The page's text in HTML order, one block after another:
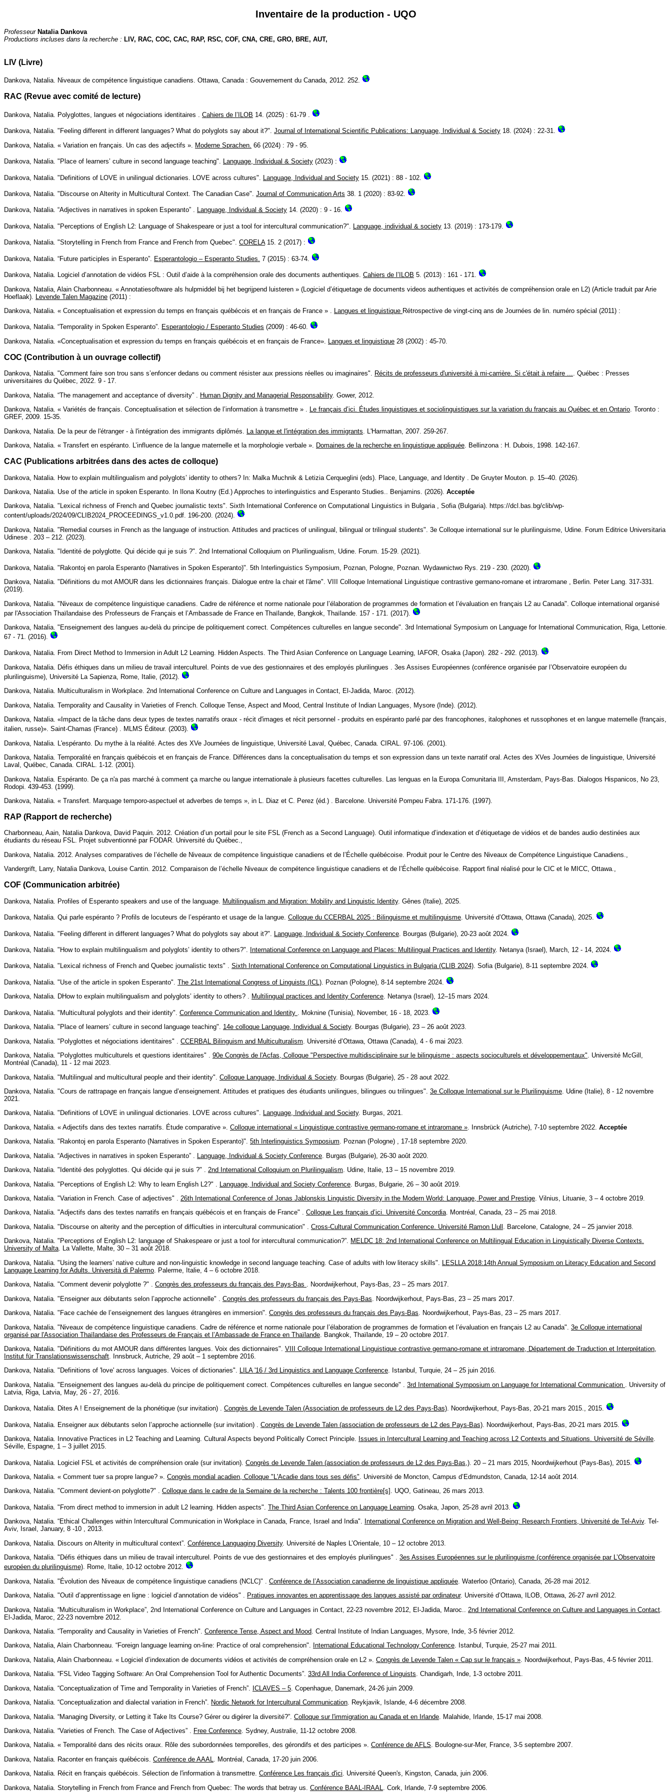
Inventaire de la production - UQO
Professeur Natalia Dankova
Productions incluses dans la recherche : LIV, RAC, COC, CAC, RAP, RSC, COF, CNA, CRE, GRO, BRE, AUT,
LIV (Livre)
Dankova, Natalia. Niveaux de compétence linguistique canadiens. Ottawa, Canada : Gouvernement du Canada, 2012. 252.
RAC (Revue avec comité de lecture)
Dankova, Natalia. Polyglottes, langues et négociations identitaires . Cahiers de l’ILOB 14. (2025) : 61-79 .
Dankova, Natalia. "Feeling different in different languages? What do polyglots say about it?". Journal of International Scientific Publications: Language, Individual & Society 18. (2024) : 22-31.
Dankova, Natalia. « Variation en français. Un cas des adjectifs ». Moderne Sprachen. 66 (2024) : 79 - 95.
Dankova, Natalia. "Place of learners’ culture in second language teaching". Language, Individual & Society (2023) :
Dankova, Natalia. "Definitions of LOVE in unilingual dictionaries. LOVE across cultures". Language, Individual and Society 15. (2021) : 88 - 102.
Dankova, Natalia. "Discourse on Alterity in Multicultural Context. The Canadian Case". Journal of Communication Arts 38. 1 (2020) : 83-92.
Dankova, Natalia. “Adjectives in narratives in spoken Esperanto” . Language, Individual & Society 14. (2020) : 9 - 16.
Dankova, Natalia. "Perceptions of English L2: Language of Shakespeare or just a tool for intercultural communication?". Language, individual & society 13. (2019) : 173-179.
Dankova, Natalia. "Storytelling in French from France and French from Quebec". CORELA15. 2 (2017) :
Dankova, Natalia. “Future participles in Esperanto”. Esperantologio – Esperanto Studies. 7 (2015) : 63-74.
Dankova, Natalia. Logiciel d’annotation de vidéos FSL : Outil d’aide à la compréhension orale des documents authentiques. Cahiers de l’ILOB 5. (2013) : 161 - 171.
Dankova, Natalia, Alain Charbonneau. « Annotatiesoftware als hulpmiddel bij het begrijpend luisteren » (Logiciel d’étiquetage de documents videos authentiques et activités de compréhension orale en L2) (Article traduit par Arie
Hoeflaak). Levende Talen Magazine (2011) :
Dankova, Natalia. « Conceptualisation et expression du temps en français québécois et en français de France » . Langues et linguistique Rétrospective de vingt-cinq ans de Journées de lin. numéro spécial (2011) :
Dankova, Natalia. “Temporality in Spoken Esperanto”. Esperantologio / Esperanto Studies (2009) : 46-60.
Dankova, Natalia. «Conceptualisation et expression du temps en français québécois et en français de France».
Langues et linguistique 28 (2002) : 45-70.
COC (Contribution à un ouvrage collectif)
Dankova, Natalia. "Comment faire son trou sans s’enfoncer dedans ou comment résister aux pressions réelles ou imaginaires". Récits de professeurs d'université à mi-carrière. Si c'était à refaire .... Québec : Presses
universitaires du Québec, 2022. 9 - 17.
Dankova, Natalia. “The management and acceptance of diversity” .
Human Dignity and Managerial Responsability. Gower, 2012.
Dankova, Natalia. « Variétés de français. Conceptualisation et sélection de l’information à transmettre » . Le français d’ici. Études linguistiques et sociolinguistiques sur la variation du français au Québec et en Ontario. Toronto :
GREF, 2009. 15-35.
Dankova, Natalia. De la peur de l'étranger - à l'intégration des immigrants diplômés. La langue et l'intégration des immigrants . L'Harmattan, 2007. 259-267.
Dankova, Natalia. « Transfert en espéranto. L’influence de la langue maternelle et la morphologie verbale ». Domaines de la recherche en linguistique appliquée. Bellinzona : H. Dubois, 1998. 142-167.
CAC (Publications arbitrées dans des actes de colloque)
Dankova, Natalia. How to explain multilingualism and polyglots’ identity to others? In: Malka Muchnik & Letizia Cerqueglini (eds). Place, Language, and Identity . De Gruyter Mouton. p. 15–40. (2026).
Dankova, Natalia. Use of the article in spoken Esperanto. In Ilona Koutny (Ed.) Approches to interlinguistics and Esperanto Studies.. Benjamins. (2026). Acceptée
Dankova, Natalia. "Lexical richness of French and Quebec journalistic texts". Sixth International Conference on Computational Linguistics in Bulgaria , Sofia (Bulgaria). https://dcl.bas.bg/clib/wp-
content/uploads/2024/09/CLIB2024_PROCEEDINGS_v1.0.pdf. 196-200. (2024).
Dankova, Natalia. "Remedial courses in French as the language of instruction. Attitudes and practices of unilingual, bilingual or trilingual students". 3e Colloque international sur le plurilinguisme, Udine. Forum Editrice Universitaria
Udinese . 203 – 212. (2023).
Dankova, Natalia. "Identité de polyglotte. Qui décide qui je suis ?". 2nd International Colloquium on Plurilingualism, Udine. Forum. 15-29. (2021).
Dankova, Natalia. "Rakontoj en parola Esperanto (Narratives in Spoken Esperanto)". 5th Interlinguistics Symposium, Poznan, Pologne, Poznan. Wydawnictwo Rys. 219 - 230. (2020).
Dankova, Natalia. "Définitions du mot AMOUR dans les dictionnaires français. Dialogue entre la chair et l'âme". VIII Colloque International Linguistique contrastive germano-romane et intraromane , Berlin. Peter Lang. 317-331.
(2019).
Dankova, Natalia. "Niveaux de compétence linguistique canadiens. Cadre de référence et norme nationale pour l’élaboration de programmes de formation et l’évaluation en français L2 au Canada". Colloque international organisé
par l'Association Thaïlandaise des Professeurs de Français et l’Ambassade de France en Thaïlande, Bangkok, Thaïlande. 157 - 171. (2017).
Dankova, Natalia. "Enseignement des langues au-delà du principe de politiquement correct. Compétences culturelles en langue seconde". 3rd International Symposium on Language for International Communication, Riga, Lettonie.
67 - 71. (2016).
Dankova, Natalia. From Direct Method to Immersion in Adult L2 Learning. Hidden Aspects. The Third Asian Conference on Language Learning, IAFOR, Osaka (Japon). 282 - 292. (2013).
Dankova, Natalia. Défis éthiques dans un milieu de travail interculturel. Points de vue des gestionnaires et des employés plurilingues . 3es Assises Européennes (conférence organisée par l’Observatoire européen du
plurilinguisme), Université La Sapienza, Rome, Italie, (2012).
Dankova, Natalia. Multiculturalism in Workplace. 2nd International Conference on Culture and Languages in Contact, El-Jadida, Maroc. (2012).
Dankova, Natalia. Temporality and Causality in Varieties of French. Colloque Tense, Aspect and Mood, Central Institute of Indian Languages, Mysore (Inde). (2012).
Dankova, Natalia. «Impact de la tâche dans deux types de textes narratifs oraux - récit d'images et récit personnel - produits en espéranto parlé par des francophones, italophones et russophones et en langue maternelle (français,
italien, russe)». Saint-Chamas (France) . MLMS Éditeur. (2003).
Dankova, Natalia. L'espéranto. Du mythe à la réalité. Actes des XVe Journées de linguistique, Université Laval, Québec, Canada. CIRAL. 97-106. (2001).
Dankova, Natalia. Temporalité en français québécois et en français de France. Différences dans la conceptualisation du temps et son expression dans un texte narratif oral. Actes des XVes Journées de linguistique, Université
Laval, Québec, Canada. CIRAL. 1-12. (2001).
Dankova, Natalia. Espéranto. De ça n'a pas marché à comment ça marche ou langue internationale à plusieurs facettes culturelles. Las lenguas en la Europa Comunitaria III, Amsterdam, Pays-Bas. Dialogos Hispanicos, No 23,
Rodopi. 439-453. (1999).
Dankova, Natalia. « Transfert. Marquage temporo-aspectuel et adverbes de temps », in L. Diaz et C. Perez (éd.) . Barcelone. Université Pompeu Fabra. 171-176. (1997).
RAP (Rapport de recherche)
Charbonneau, Aain, Natalia Dankova, David Paquin. 2012. Création d’un portail pour le site FSL (French as a Second Language). Outil informatique d’indexation et d’étiquetage de vidéos et de bandes audio destinées aux
étudiants du réseau FSL. Projet subventionné par FODAR. Université du Québec.,
Dankova, Natalia. 2012. Analyses comparatives de l’échelle de Niveaux de compétence linguistique canadiens et de l’Échelle québécoise. Produit pour le Centre des Niveaux de Compétence Linguistique Canadiens.,
Vandergrift, Larry, Natalia Dankova, Louise Cantin. 2012. Comparaison de l’échelle Niveaux de compétence linguistique canadiens et de l’Échelle québécoise. Rapport final réalisé pour le CIC et le MICC, Ottawa.,
COF (Communication arbitrée)
Dankova, Natalia. Profiles of Esperanto speakers and use of the language. Multilingualism and Migration: Mobility and Linguistic Identity. Gênes (Italie), 2025.
Dankova, Natalia. Qui parle espéranto ? Profils de locuteurs de l’espéranto et usage de la langue. Colloque du CCERBAL 2025 : Bilinguisme et multilinguisme. Université d’Ottawa, Ottawa (Canada), 2025.
Dankova, Natalia. "Feeling different in different languages? What do polyglots say about it?". Language, Individual & Society Conference . Bourgas (Bulgarie), 20-23 août 2024.
Dankova, Natalia. "How to explain multilingualism and polyglots’ identity to others?". International Conference on Language and Places: Multilingual Practices and Identity. Netanya (Israel), March, 12 - 14, 2024.
Dankova, Natalia. "Lexical richness of French and Quebec journalistic texts" . Sixth International Conference on Computational Linguistics in Bulgaria (CLIB 2024). Sofia (Bulgarie), 8-11 septembre 2024.
Dankova, Natalia. "Use of the article in spoken Esperanto". The 21st International Congress of Linguists (ICL) . Poznan (Pologne), 8-14 septembre 2024.
Dankova, Natalia. DHow to explain multilingualism and polyglots’ identity to others? . Multilingual practices and Identity Conference. Netanya (Israel), 12–15 mars 2024.
Dankova, Natalia. "Multicultural polyglots and their identity". Conference Communication and Identity
. Moknine (Tunisia), November, 16 - 18, 2023.
Dankova, Natalia. "Place of learners’ culture in second language teaching". 14e colloque Language, Individual & Society. Bourgas (Bulgarie), 23 – 26 août 2023.
Dankova, Natalia. "Polyglottes et négociations identitaires" . CCERBAL Bilinguism and Multiculturalism . Université d’Ottawa, Ottawa (Canada), 4 - 6 mai 2023.
Dankova, Natalia. "Polyglottes multiculturels et questions identitaires" . 90e Congrès de l'Acfas, Colloque "Perspective multidisciplinaire sur le bilinguisme : aspects socioculturels et développementaux". Université McGill,
Montréal (Canada), 11 - 12 mai 2023.
Dankova, Natalia. "Multilingual and multicultural people and their identity". Colloque Language, Individual & Society. Bourgas (Bulgarie), 25 - 28 aout 2022.
Dankova, Natalia. "Cours de rattrapage en français langue d’enseignement. Attitudes et pratiques des étudiants unilingues, bilingues ou trilingues". 3e Colloque International sur le Plurilinguisme . Udine (Italie), 8 - 12 novembre
2021.
Dankova, Natalia. "Definitions of LOVE in unilingual dictionaries. LOVE across cultures". Language, Individual and Society. Burgas, 2021.
Dankova, Natalia. « Adjectifs dans des textes narratifs. Étude comparative ». Colloque international « Linguistique contrastive germano-romane et intraromane » . Innsbrück (Autriche), 7-10 septembre 2022. Acceptée
Dankova, Natalia. "Rakontoj en parola Esperanto (Narratives in Spoken Esperanto)". 5th Interlinguistics Symposium. Poznan (Pologne) , 17-18 septembre 2020.
Dankova, Natalia. “Adjectives in narratives in spoken Esperanto” . Language, Individual & Society Conference . Burgas (Bulgarie), 26-30 août 2020.
Dankova, Natalia. "Identité des polyglottes. Qui décide qui je suis ?" . 2nd International Colloquium on Plurilingualism. Udine, Italie, 13 – 15 novembre 2019.
Dankova, Natalia. "Perceptions of English L2: Why to learn English L2?" . Language, Individual and Society Conference . Burgas, Bulgarie, 26 – 30 août 2019.
Dankova, Natalia. "Variation in French. Case of adjectives" . 26th International Conference of Jonas Jablonskis Linguistic Diversity in the Modern World: Language, Power and Prestige. Vilnius, Lituanie, 3 – 4 octobre 2019.
Dankova, Natalia. "Adjectifs dans des textes narratifs en français québécois et en français de France" . Colloque Les français d’ici. Université Concordia. Montréal, Canada, 23 – 25 mai 2018.
Dankova, Natalia. "Discourse on alterity and the perception of difficulties in intercultural communication" . Cross-Cultural Communication Conference. Université Ramon Llull
. Barcelone, Catalogne, 24 – 25 janvier 2018.
Dankova, Natalia. "Perceptions of English L2: language of Shakespeare or just a tool for intercultural communication?”. MELDC 18: 2nd International Conference on Multilingual Education in Linguistically Diverse Contexts.
University of Malta. La Vallette, Malte, 30 – 31 août 2018.
Dankova, Natalia. "Using the learners’ native culture and non-linguistic knowledge in second language teaching. Case of adults with low literacy skills".
LESLLA 2018:14th Annual Symposium on Literacy Education and Second
Language Learning for Adults. Università di Palermo . Palerme, Italie, 4 – 6 octobre 2018.
Dankova, Natalia. "Comment devenir polyglotte ?" . Congrès des professeurs du français des Pays-Bas . Noordwijkerhout, Pays-Bas, 23 – 25 mars 2017.
Dankova, Natalia. "Enseigner aux débutants selon l’approche actionnelle" . Congrès des professeurs du français des Pays-Bas . Noordwijkerhout, Pays-Bas, 23 – 25 mars 2017.
Dankova, Natalia. "Face cachée de l’enseignement des langues étrangères en immersion". Congrès des professeurs du français des Pays-Bas. Noordwijkerhout, Pays-Bas, 23 – 25 mars 2017.
Dankova, Natalia. "Niveaux de compétence linguistique canadiens. Cadre de référence et norme nationale pour l’élaboration de programmes de formation et l’évaluation en français L2 au Canada". 3e Colloque international
organisé par l'Association Thaïlandaise des Professeurs de Français et l’Ambassade de France en Thaïlande . Bangkok, Thaïlande, 19 – 20 octobre 2017.
Dankova, Natalia. "Définitions du mot AMOUR dans différentes langues. Voix des dictionnaires". VIII Colloque International Linguistique contrastive germano-romane et intraromane, Département de Traduction et Interprétation,
Institut für Translationswissenschaft . Innsbruck, Autriche, 29 août – 1 septembre 2016.
Dankova, Natalia. "Definitions of 'love' across languages. Voices of dictionaries". LILA '16 / 3rd Linguistics and Language Conference. Istanbul, Turquie, 24 – 25 juin 2016.
Dankova, Natalia. "Enseignement des langues au-delà du principe de politiquement correct. Compétences culturelles en langue seconde" . 3rd International Symposium on Language for International Communication
. University of
Latvia, Riga, Latvia, May, 26 - 27, 2016.
Dankova, Natalia. Dites A ! Enseignement de la phonétique (sur invitation) . Congrès de Levende Talen (Association de professeurs de L2 des Pays-Bas). Noordwijkerhout, Pays-Bas, 20-21 mars 2015., 2015.
Dankova, Natalia. Enseigner aux débutants selon l’approche actionnelle (sur invitation) . Congrès de Levende Talen (association de professeurs de L2 des Pays-Bas) . Noordwijkerhout, Pays-Bas, 20-21 mars 2015.
Dankova, Natalia. Innovative Practices in L2 Teaching and Learning. Cultural Aspects beyond Politically Correct Principle. Issues in Intercultural Learning and Teaching across L2 Contexts and Situations. Université de Séville.
Séville, Espagne, 1 – 3 juillet 2015.
Dankova, Natalia. Logiciel FSL et activités de compréhension orale (sur invitation). Congrès de Levende Talen (association de professeurs de L2 des Pays-Bas,) . 20 – 21 mars 2015, Noordwijkerhout (Pays-Bas), 2015.
Dankova, Natalia. « Comment tuer sa propre langue? ». Congrès mondial acadien, Colloque "L'Acadie dans tous ses défis". Université de Moncton, Campus d’Edmundston, Canada, 12-14 août 2014.
Dankova, Natalia. "Comment devient-on polyglotte?" . Colloque dans le cadre de la Semaine de la recherche : Talents 100 frontière[s] . UQO, Gatineau, 26 mars 2013.
Dankova, Natalia. "From direct method to immersion in adult L2 learning. Hidden aspects". The Third Asian Conference on Language Learning . Osaka, Japon, 25-28 avril 2013.
Dankova, Natalia. “Ethical Challenges within Intercultural Communication in Workplace in Canada, France, Israel and India". International Conference on Migration and Well-Being: Research Frontiers, Université de Tel-Aviv. Tel-
Aviv, Israel, January, 8 -10 , 2013.
Dankova, Natalia. Discours on Alterity in multicultural context”. Conférence Languaging Diversity. Université de Naples L’Orientale, 10 – 12 octobre 2013.
Dankova, Natalia. "Défis éthiques dans un milieu de travail interculturel. Points de vue des gestionnaires et des employés plurilingues" . 3es Assises Européennes sur le plurilinguisme (conférence organisée par L’Observatoire
européen du plurilinguisme). Rome, Italie, 10-12 octobre 2012.
Dankova, Natalia. "Évolution des Niveaux de compétence linguistique canadiens (NCLC)" . Conférence de l’Association canadienne de linguistique appliquée . Waterloo (Ontario), Canada, 26-28 mai 2012.
Dankova, Natalia. "Outil d’apprentissage en ligne : logiciel d’annotation de vidéos" . Pratiques innovantes en apprentissage des langues assisté par ordinateur. Université d’Ottawa, ILOB, Ottawa, 26-27 avril 2012.
Dankova, Natalia. “Multiculturalism in Workplace”, 2nd International Conference on Culture and Languages in Contact, 22-23 novembre 2012, El-Jadida, Maroc.. 2nd International Conference on Culture and Languages in Contact
El-Jadida, Maroc, 22-23 novembre 2012.
Dankova, Natalia. “Temporality and Causality in Varieties of French". Conference Tense, Aspect and Mood . Central Institute of Indian Languages, Mysore, Inde, 3-5 février 2012.
Dankova, Natalia, Alain Charbonneau. “Foreign language learning on-line: Practice of oral comprehension". International Educational Technology Conference. Istanbul, Turquie, 25-27 mai 2011.
Dankova, Natalia, Alain Charbonneau. « Logiciel d’indexation de documents vidéos et activités de compréhension orale en L2 ». Congrès de Levende Talen « Cap sur le français » . Noordwijkerhout, Pays-Bas, 4-5 février 2011.
Dankova, Natalia. “FSL Video Tagging Software: An Oral Comprehension Tool for Authentic Documents”. 33rd All India Conference of Linguists. Chandigarh, Inde, 1-3 octobre 2011.
Dankova, Natalia. “Conceptualization of Time and Temporality in Varieties of French”. ICLAVES – 5 . Copenhague, Danemark, 24-26 juin 2009.
Dankova, Natalia. “Conceptualization and dialectal variation in French”. Nordic Network for Intercultural Communication. Reykjavik, Islande, 4-6 décembre 2008.
Dankova, Natalia. “Managing Diversity, or Letting it Take Its Course? Gérer ou digérer la diversité?”. Colloque sur l'immigration au Canada et en Irlande . Malahide, Irlande, 15-17 mai 2008.
Dankova, Natalia. “Varieties of French. The Case of Adjectives” . Free Conference. Sydney, Australie, 11-12 octobre 2008.
Dankova, Natalia. « Temporalité dans des récits oraux. Rôle des subordonnées temporelles, des gérondifs et des participes ». Conférence de AFLS. Boulogne-sur-Mer, France, 3-5 septembre 2007.
Dankova, Natalia. Raconter en français québécois. Conférence de AAAL
. Montréal, Canada, 17-20 juin 2006.
Dankova, Natalia. Récit en français québécois. Sélection de l'information à transmettre. Conférence Les français d'ici. Université Queen's, Kingston, Canada, juin 2006.
Dankova, Natalia. Storytelling in French from France and French from Quebec: The words that betray us. Conférence BAAL-IRAAL . Cork, Irlande, 7-9 septembre 2006.